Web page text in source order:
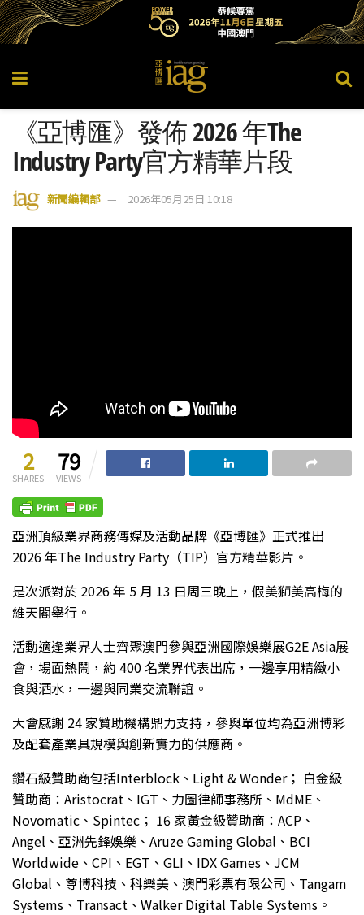
《亞博匯》發佈 2026 年The
Industry Party官方精華片段
新聞編輯部 2026年05月25日 10:18
2
SHARES
79
VIEWS
亞洲頂級業界商務傳媒及活動品牌《亞博匯》正式推出
2026 年The Industry Party（TIP）官方精華影片。
是次派對於 2026 年 5 月 13 日周三晚上，假美獅美高梅的
維天閣舉行。
活動適逢業界人士齊聚澳門參與亞洲國際娛樂展G2E Asia展
會，場面熱鬧，約 400 名業界代表出席，一邊享用精緻小
食與酒水，一邊與同業交流聯誼。
大會感謝 24 家贊助機構鼎力支持，參與單位均為亞洲博彩
及配套產業具規模與創新實力的供應商。
鑽石級贊助商包括Interblock、Light & Wonder； 白金級
贊助商：Aristocrat、IGT、力圖律師事務所、MdME、
Novomatic、Spintec； 16 家黃金級贊助商：ACP、
Angel、亞洲先鋒娛樂、Aruze Gaming Global、BCI
Worldwide、CPI、EGT、GLI、IDX Games、JCM
Global、尊博科技、科樂美、澳門彩票有限公司、Tangam
Systems、Transact、Walker Digital Table Systems。